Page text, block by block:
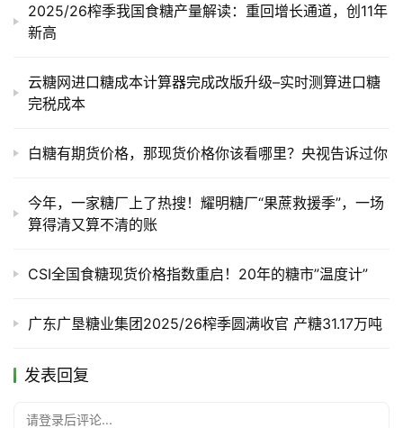
2025/26榨季我国食糖产量解读：重回增长通道，创11年
新高
云糖网进口糖成本计算器完成改版升级–实时测算进口糖
完税成本
白糖有期货价格，那现货价格你该看哪里？央视告诉过你
今年，一家糖厂上了热搜！耀明糖厂“果蔗救援季”，一场
算得清又算不清的账
CSI全国食糖现货价格指数重启！20年的糖市”温度计”
广东广垦糖业集团2025/26榨季圆满收官 产糖31.17万吨
发表回复
请登录后评论...